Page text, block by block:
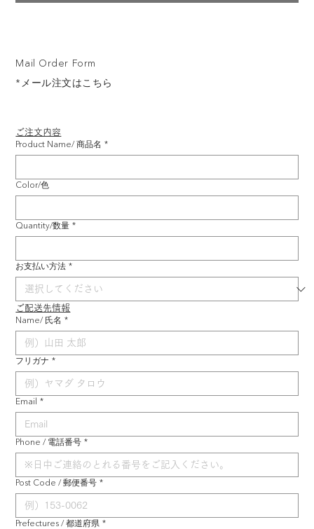
ご注文内容
Product Name/ 商品名 *
Color/色
Quantity/数量 *
お支払い方法 *
ご配送先情報
Name/ 氏名 *
フリガナ *
Email *
Phone / 電話番号 *
Post Code / 郵便番号 *
Prefectures / 都道府県 *
Mail Order Form
*メール注文はこちら